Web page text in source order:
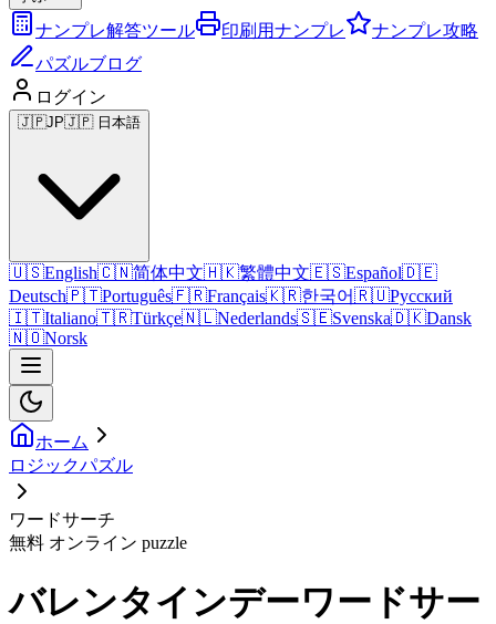
ナンプレ解答ツール 印刷用ナンプレ
ナンプレ攻略
パズルブログ
ログイン
🇯🇵JP🇯🇵 日本語
🇺🇸English🇨🇳简体中文🇭🇰繁體中文🇪🇸Español🇩🇪
Deutsch🇵🇹Português🇫🇷Français🇰🇷한국어🇷🇺Русский
🇮🇹Italiano🇹🇷Türkçe🇳🇱Nederlands🇸🇪Svenska🇩🇰Dansk
🇳🇴Norsk
ホーム
ロジックパズル
ワードサーチ
無料 オンライン puzzle
バレンタインデーワードサー